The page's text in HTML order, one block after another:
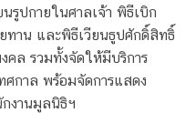
รูปกายในศาลเจ้า พิธีเบิก
ทาน และพิธีเวียนธูปศักดิ์สิทธิ์
คล รวมทั้งจัดให้มีบริการ
ศกาล พร้อมจัดการแสดง
งานมูลนิธิฯ